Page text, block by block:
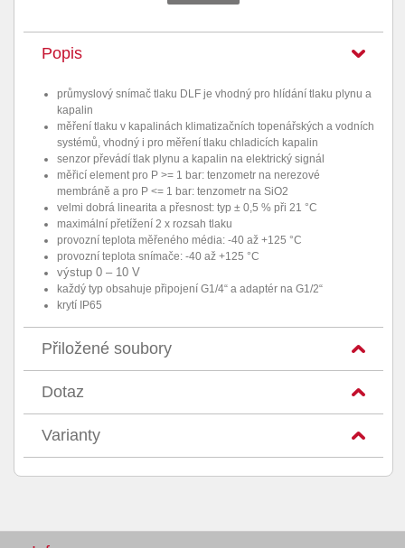
Popis
průmyslový snímač tlaku DLF je vhodný pro hlídání tlaku plynu a
kapalin
měření tlaku v kapalinách klimatizačních topenářských a vodních
systémů, vhodný i pro měření tlaku chladicích kapalin
senzor převádí tlak plynu a kapalin na elektrický signál
měřicí element pro P >= 1 bar: tenzometr na nerezové
membráně a pro P <= 1 bar: tenzometr na SiO2
velmi dobrá linearita a přesnost: typ ± 0,5 % při 21 °C
maximální přetížení 2 x rozsah tlaku
provozní teplota měřeného média: -40 až +125 °C
provozní teplota snímače: -40 až +125 °C
výstup 0 – 10 V
každý typ obsahuje připojení G1/4“ a adaptér na G1/2“
krytí IP65
Přiložené soubory
Dotaz
Varianty